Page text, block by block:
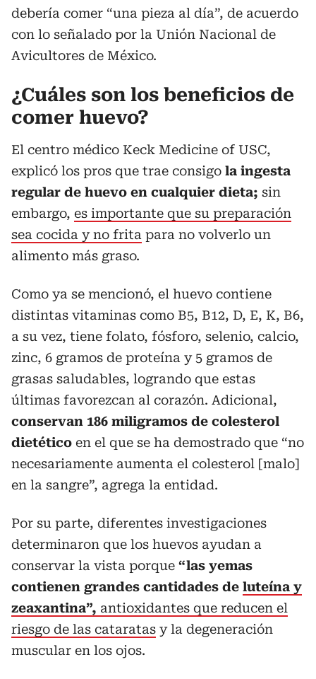
debería comer “una pieza al día”, de acuerdo
con lo señalado por la Unión Nacional de
Avicultores de México.
¿Cuáles son los beneficios de
comer huevo?
El centro médico Keck Medicine of USC,
explicó los pros que trae consigo la ingesta
regular de huevo en cualquier dieta; sin
embargo, es importante que su preparación
sea cocida y no frita para no volverlo un
alimento más graso.
Como ya se mencionó, el huevo contiene
distintas vitaminas como B5, B12, D, E, K, B6,
a su vez, tiene folato, fósforo, selenio, calcio,
zinc, 6 gramos de proteína y 5 gramos de
grasas saludables, logrando que estas
últimas favorezcan al corazón. Adicional,
conservan 186 miligramos de colesterol
dietético en el que se ha demostrado que “no
necesariamente aumenta el colesterol [malo]
en la sangre”, agrega la entidad.
Por su parte, diferentes investigaciones
determinaron que los huevos ayudan a
conservar la vista porque “las yemas
contienen grandes cantidades de luteína y
zeaxantina”, antioxidantes que reducen el
riesgo de las cataratas y la degeneración
muscular en los ojos.